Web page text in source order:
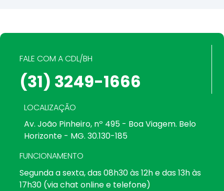
FALE COM A CDL/BH
(31) 3249-1666
LOCALIZAÇÃO
Av. João Pinheiro, nº 495 - Boa Viagem. Belo
Horizonte - MG. 30.130-185
FUNCIONAMENTO
Segunda a sexta, das 08h30 às 12h e das 13h às
17h30 (via chat online e telefone)